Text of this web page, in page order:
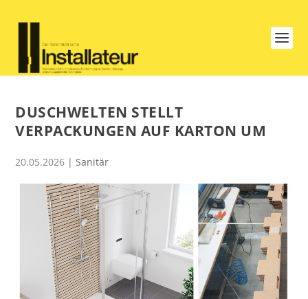
DUSCHWELTEN STELLT
VERPACKUNGEN AUF KARTON UM
20.05.2026 |Sanitär